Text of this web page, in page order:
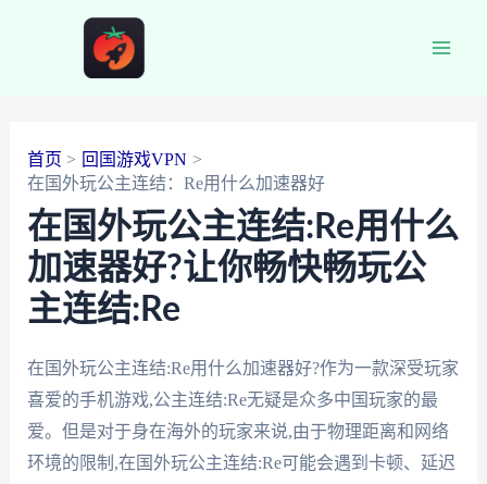
首页
回国游戏VPN
在国外玩公主连结：Re用什么加速器好
在国外玩公主连结:Re用什么
加速器好?让你畅快畅玩公
主连结:Re
在国外玩公主连结:Re用什么加速器好?作为一款深受玩家
喜爱的手机游戏,公主连结:Re无疑是众多中国玩家的最
爱。但是对于身在海外的玩家来说,由于物理距离和网络
环境的限制,在国外玩公主连结:Re可能会遇到卡顿、延迟